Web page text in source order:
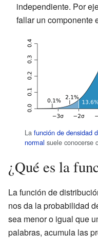
independiente. Por
fallar un componente
La función de densidad
normal suele conocerse
¿Qué es la
La función de
nos da la probabilidad
sea menor o igual que
palabras, acumula las